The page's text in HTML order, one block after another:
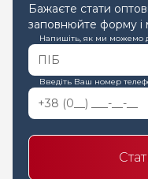
Бажаєте стати
заповнюйте форму
Напишіть, як ми можемо
Введіть Ваш номер